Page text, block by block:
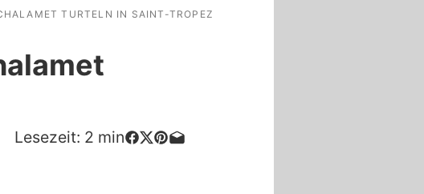
TURTELN IN SAINT-TROPEZ
Lesezeit: 2 min